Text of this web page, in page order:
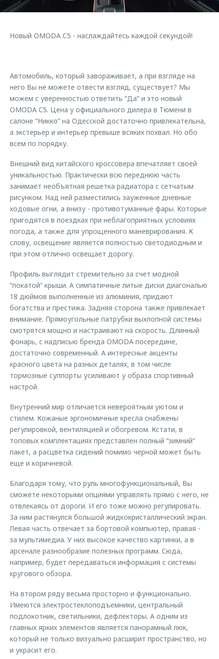
Страхование
Оригинальные аксессуары
Запчасти
Трейд-ин
Калькулятор трейд-ин
Клиентская поддержка
Приложение O&J
Аксессуары
Одежда и сувениры
Оригинальные аксессуары
Запчасти
Правовая информация
Новый OMODA C5 - наслаждайтесь каждой секундой!
Автомобиль, который завораживает, а при взгляде на
него Вы не можете отвести взгляд, существует? Мы
можем с уверенностью ответить “Да” и это новый
OMODA С5. Цена у официального дилера в Тюмени в
салоне “Никко” на Одесской достаточно привлекательна,
а экстерьер и интерьер превыше всяких похвал. Но обо
всем по порядку.
Внешний вид китайского кроссовера впечатляет своей
уникальностью. Практически всю переднюю часть
занимает необъятная решетка радиатора с сетчатым
рисунком. Над ней разместились зауженные дневные
ходовые огни, а внизу - противотуманные фары. Которые
пригодятся в поездках при неблагоприятных условиях
погода, а также для упрощенного маневрирования. К
слову, освещение является полностью светодиодным и
при этом отлично освещает дорогу.
Профиль выглядит стремительно за счет модной
“покатой” крыши. А симпатичные литые диски диагональю
18 дюймов выполненные из алюминия, придают
богатства и престижа. Задняя сторона также привлекает
внимание. Прямоугольные патрубки выхлопной системы
смотрятся мощно и настраивают на скорость. Длинный
фонарь, с надписью бренда OMODA посередине,
достаточно современный. А интересные акценты
красного цвета на разных деталях, в том числе
тормозные суппорты усиливают у образа спортивный
настрой.
Внутренний мир отличается невероятным уютом и
стилем. Кожаные эргономичные кресла снабжены
регулировкой, вентиляцией и обогревом. Кстати, в
топовых комплектациях представлен полный “зимний”
пакет, а расцветка сидений помимо черной может быть
еще и коричневой.
Благодаря тому, что руль многофункциональный, Вы
сможете некоторыми опциями управлять прямо с него, не
отвлекаясь от дороги. И его тоже можно регулировать.
За ним растянулся большой жидкокристаллический экран.
Левая часть отвечает за бортовой компьютер, правая -
за мультимедиа. У них высокое качество картинки, а в
арсенале разнообразие полезных программ. Сюда,
например, будет передаваться информация с системы
кругового обзора.
На втором ряду весьма просторно и функционально.
Имеются электростеклоподъемники, центральный
подлокотник, светильники, дефлекторы. А одним из
главных ярких элементов является панорамный люк,
который не только визуально расширит пространство, но
и украсит его.